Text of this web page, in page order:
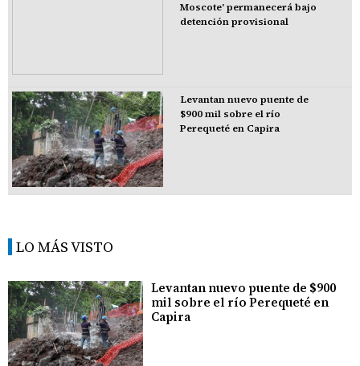
Moscote' permanecerá bajo
detención provisional
Levantan nuevo puente de
$900 mil sobre el río
Perequeté en Capira
LO MÁS VISTO
Levantan nuevo puente de $900
mil sobre el río Perequeté en
Capira